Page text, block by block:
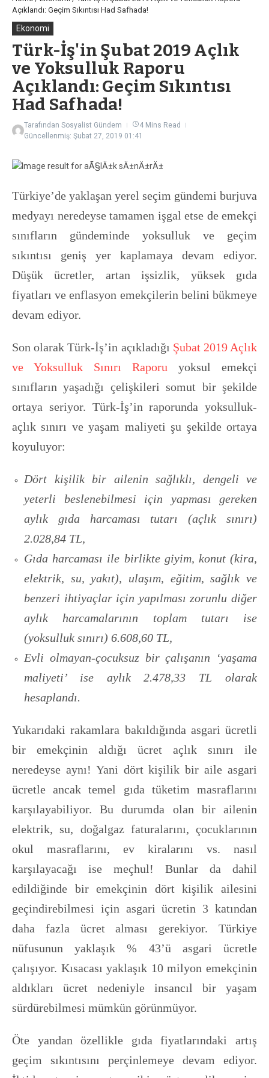
Açıklandı: Geçim Sıkıntısı Had Safhada!
Ekonomi
Türk-İş'in Şubat 2019 Açlık
ve Yoksulluk Raporu
Açıklandı: Geçim Sıkıntısı
Had Safhada!
Tarafından Sosyalist Gündem
4 Mins Read
Güncellenmiş: Şubat 27, 2019 01:41
Türkiye’de yaklaşan yerel seçim gündemi burjuva
medyayı neredeyse tamamen işgal etse de emekçi
sınıfların gündeminde yoksulluk ve geçim
sıkıntısı geniş yer kaplamaya devam ediyor.
Düşük ücretler, artan işsizlik, yüksek gıda
fiyatları ve enflasyon emekçilerin belini bükmeye
devam ediyor.
Son olarak Türk-İş’in açıkladığı Şubat 2019 Açlık
ve Yoksulluk Sınırı Raporu yoksul emekçi
sınıfların yaşadığı çelişkileri somut bir şekilde
ortaya seriyor. Türk-İş’in raporunda yoksulluk-
açlık sınırı ve yaşam maliyeti şu şekilde ortaya
koyuluyor:
Dört kişilik bir ailenin sağlıklı, dengeli ve
yeterli beslenebilmesi için yapması gereken
aylık gıda harcaması tutarı (açlık sınırı)
2.028,84 TL,
Gıda harcaması ile birlikte giyim, konut (kira,
elektrik, su, yakıt), ulaşım, eğitim, sağlık ve
benzeri ihtiyaçlar için yapılması zorunlu diğer
aylık harcamalarının toplam tutarı ise
(yoksulluk sınırı) 6.608,60 TL,
Evli olmayan-çocuksuz bir çalışanın ‘yaşama
maliyeti’ ise aylık 2.478,33 TL olarak
hesaplandı.
Yukarıdaki rakamlara bakıldığında asgari ücretli
bir emekçinin aldığı ücret açlık sınırı ile
neredeyse aynı! Yani dört kişilik bir aile asgari
ücretle ancak temel gıda tüketim masraflarını
karşılayabiliyor. Bu durumda olan bir ailenin
elektrik, su, doğalgaz faturalarını, çocuklarının
okul masraflarını, ev kiralarını vs. nasıl
karşılayacağı ise meçhul! Bunlar da dahil
edildiğinde bir emekçinin dört kişilik ailesini
geçindirebilmesi için asgari ücretin 3 katından
daha fazla ücret alması gerekiyor. Türkiye
nüfusunun yaklaşık % 43’ü asgari ücretle
çalışıyor. Kısacası yaklaşık 10 milyon emekçinin
aldıkları ücret nedeniyle insancıl bir yaşam
sürdürebilmesi mümkün görünmüyor.
Öte yandan özellikle gıda fiyatlarındaki artış
geçim sıkıntısını perçinlemeye devam ediyor.